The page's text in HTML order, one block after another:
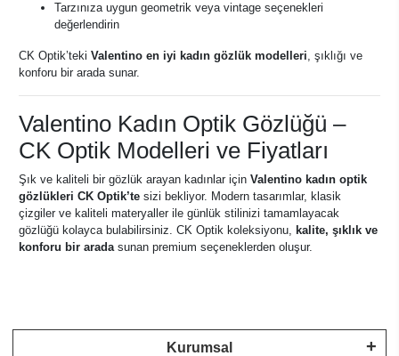
Tarzınıza uygun geometrik veya vintage seçenekleri
değerlendirin
CK Optik’teki Valentino en iyi kadın gözlük modelleri, şıklığı ve
konforu bir arada sunar.
Valentino Kadın Optik Gözlüğü –
CK Optik Modelleri ve Fiyatları
Şık ve kaliteli bir gözlük arayan kadınlar için Valentino kadın optik
gözlükleri CK Optik’te sizi bekliyor. Modern tasarımlar, klasik
çizgiler ve kaliteli materyaller ile günlük stilinizi tamamlayacak
gözlüğü kolayca bulabilirsiniz. CK Optik koleksiyonu, kalite, şıklık ve
konforu bir aradasunan premium seçeneklerden oluşur.
Kurumsal